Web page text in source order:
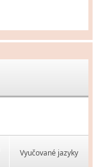
Vyučované jazyky